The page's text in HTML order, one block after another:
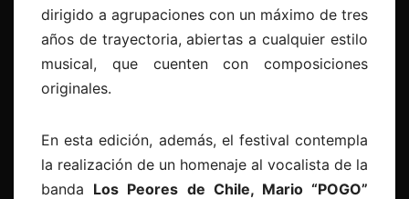
dirigido a agrupaciones con un máximo de tres
años de trayectoria, abiertas a cualquier estilo
musical, que cuenten con composiciones
originales.
En esta edición, además, el festival contempla
la realización de un homenaje al vocalista de la
banda Los Peores de Chile, Mario “POGO”